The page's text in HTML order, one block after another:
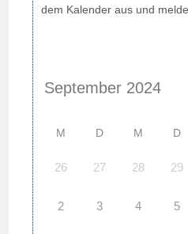
dem Kalender aus und
M D M D
26 27 28 29
2 3 4 5